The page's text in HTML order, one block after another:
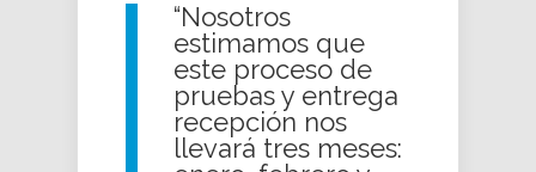
“Nosotros
estimamos que
este proceso de
pruebas y entrega
recepción nos
llevará tres meses: